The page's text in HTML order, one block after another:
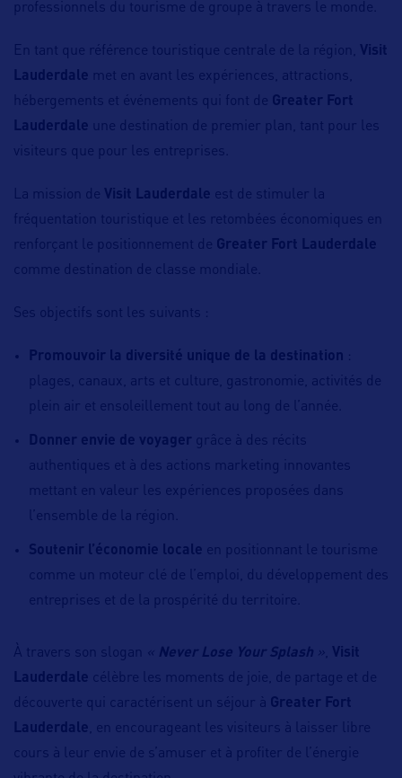
professionnels du tourisme de groupe à travers le monde.
En tant que référence touristique centrale de la région, Visit
Lauderdale met en avant les expériences, attractions,
hébergements et événements qui font de Greater Fort
Lauderdale une destination de premier plan, tant pour les
visiteurs que pour les entreprises.
La mission de Visit Lauderdale est de stimuler la
fréquentation touristique et les retombées économiques en
renforçant le positionnement de Greater Fort Lauderdale
comme destination de classe mondiale.
Ses objectifs sont les suivants :
Promouvoir la diversité unique de la destination :
plages, canaux, arts et culture, gastronomie, activités de
plein air et ensoleillement tout au long de l’année.
Donner envie de voyager grâce à des récits
authentiques et à des actions marketing innovantes
mettant en valeur les expériences proposées dans
l’ensemble de la région.
Soutenir l’économie locale en positionnant le tourisme
comme un moteur clé de l’emploi, du développement des
entreprises et de la prospérité du territoire.
À travers son slogan « Never Lose Your Splash » Visit
Lauderdale célèbre les moments de joie, de partage et de
découverte qui caractérisent un séjour à Greater Fort
Lauderdale , en encourageant les visiteurs à laisser libre
cours à leur envie de s’amuser et à profiter de l’énergie